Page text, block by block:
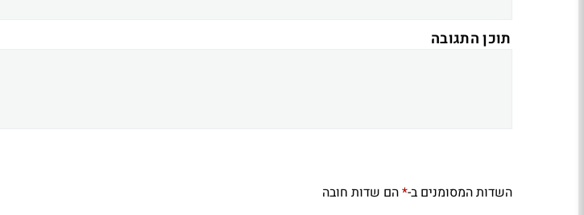
תוכן התגובה
השדות המסומנים ב-*הם שדות חובה